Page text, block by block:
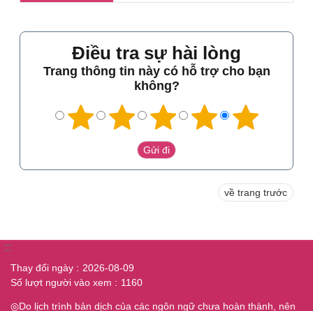
Điều tra sự hài lòng
Trang thông tin này có hỗ trợ cho bạn
không?
về trang trước
:::
Thay đổi ngày
2026-08-09
Số lượt người vào xem
1160
◎Do lịch trình bản dịch của các ngôn ngữ chưa hoàn thành, nên